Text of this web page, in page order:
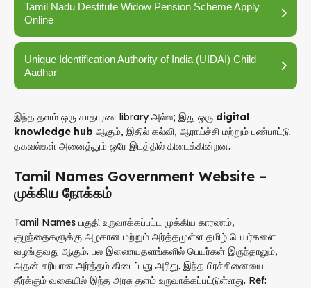
Tamil Nadu Destitute Widow Pension Scheme Apply
Online
Unique Identification Authority of India (UIDAI) Child
Aadhar
இந்த தளம் ஒரு சாதாரண library அல்ல; இது ஒரு digital
knowledge hub ஆகும், இதில் கல்வி, ஆராய்ச்சி மற்றும் பண்பாட்டு
தகவல்கள் அனைத்தும் ஒரே இடத்தில் கிடைக்கின்றன.
Tamil Names Government Website –
முக்கிய நோக்கம்
Tamil Names பகுதி உருவாக்கப்பட்ட முக்கிய காரணம்,
குழந்தைகளுக்கு அழகான மற்றும் அர்த்தமுள்ள தமிழ் பெயர்களை
வழங்குவது ஆகும். பல இணையதளங்களில் பெயர்கள் இருந்தாலும்,
அதன் சரியான அர்த்தம் கிடைப்பது அரிது. இந்த பிரச்சினையை
தீர்க்கும் வகையில் இந்த அரசு தளம் உருவாக்கப்பட்டுள்ளது. Ref: